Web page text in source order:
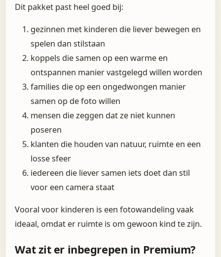
Dit pakket past heel goed bij:
gezinnen met kinderen die liever bewegen en
spelen dan stilstaan
koppels die samen op een warme en
ontspannen manier vastgelegd willen worden
families die op een ongedwongen manier
samen op de foto willen
mensen die zeggen dat ze niet kunnen
poseren
klanten die houden van natuur, ruimte en een
losse sfeer
iedereen die liever samen iets doet dan stil
voor een camera staat
Vooral voor kinderen is een fotowandeling vaak
ideaal, omdat er ruimte is om gewoon kind te zijn.
Wat zit er inbegrepen in Premium?